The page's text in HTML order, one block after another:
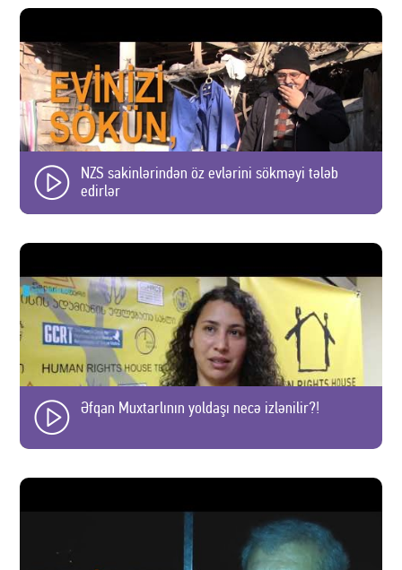
NZS sakinlərindən öz evlərini sökməyi tələb
edirlər
Əfqan Muxtarlının yoldaşı necə izlənilir?!